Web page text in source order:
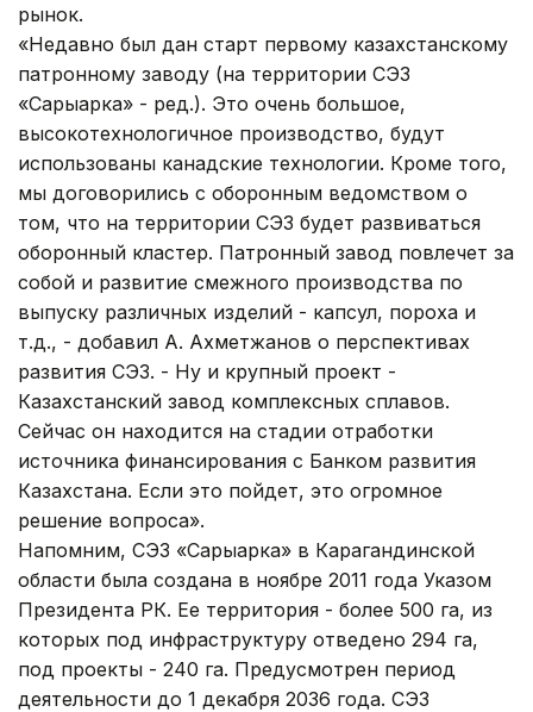
рынок.
«Недавно был дан старт первому казахстанскому
патронному заводу (на территории СЭЗ
«Сарыарка» - ред.). Это очень большое,
высокотехнологичное производство, будут
использованы канадские технологии. Кроме того,
мы договорились с оборонным ведомством о
том, что на территории СЭЗ будет развиваться
оборонный кластер. Патронный завод повлечет за
собой и развитие смежного производства по
выпуску различных изделий - капсул, пороха и
т.д., - добавил А. Ахметжанов о перспективах
развития СЭЗ. - Ну и крупный проект -
Казахстанский завод комплексных сплавов.
Сейчас он находится на стадии отработки
источника финансирования с Банком развития
Казахстана. Если это пойдет, это огромное
решение вопроса».
Напомним, СЭЗ «Сарыарка» в Карагандинской
области была создана в ноябре 2011 года Указом
Президента РК. Ее территория - более 500 га, из
которых под инфраструктуру отведено 294 га,
под проекты - 240 га. Предусмотрен период
деятельности до 1 декабря 2036 года. СЭЗ